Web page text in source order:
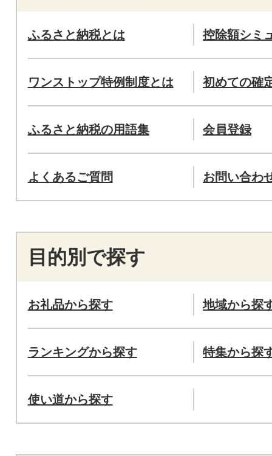
ふるさと納税とは 控除額シミ
ワンストップ特例制度とは 初めての確
ふるさと納税の用語集 会員登録
よくあるご質問 お問い合わ
目的別で探す
お礼品から探す 地域から探
ランキングから探す 特集から探
使い道から探す